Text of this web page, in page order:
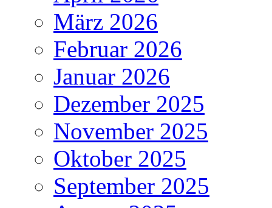
März 2026
Februar 2026
Januar 2026
Dezember 2025
November 2025
Oktober 2025
September 2025